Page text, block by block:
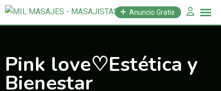
Saltar
Anuncio Gratis
Pink love♡Estética y
Bienestar